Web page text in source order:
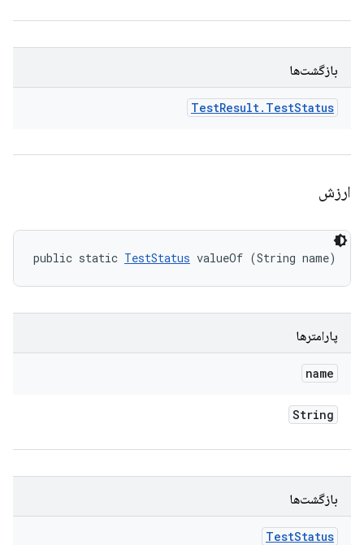
بازگشت‌ها
TestResult. TestStatus
ارزش
public static TestStatus valueOf (String name)
پارامترها
name
String
بازگشت‌ها
TestStatus